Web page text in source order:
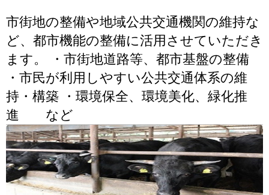
市街地の整備や地域公共交通機関の維持な
ど、都市機能の整備に活用させていただき
ます。 ・市街地道路等、都市基盤の整備
・市民が利用しやすい公共交通体系の維
持・構築 ・環境保全、環境美化、緑化推
進 など